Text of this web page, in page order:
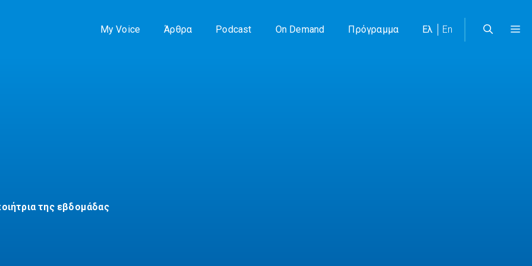
My Voice Άρθρα Podcast On Demand Πρόγραμμα Ελ En
της εβδομάδας